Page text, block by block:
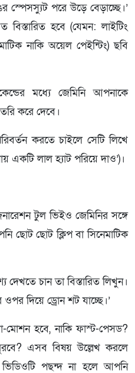
স্পেসস্যুট পরে উড়ে বেড়াচ্ছে।’
হবে (যেমন: লাইটিং
নাকি অয়েল পেইন্টিং) ছবি
মধ্যে জেমিনি আপনাকে
করে দেবে।
করতে চাইলে সেটি লিখে
একটি লাল হ্যাট পরিয়ে দাও’)।
টুল ভিইও জেমিনির সঙ্গে
ছোট ছোট ক্লিপ বা সিনেমাটিক
চান তা বিস্তারিত লিখুন।
দিয়ে ড্রোন শট যাচ্ছে।’
মোশন হবে, নাকি ফাস্ট-পেসড?
এসব বিষয় উল্লেখ করলে
পছন্দ না হলে আপনি